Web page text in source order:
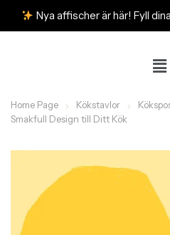
Nya affischer är här! Fyll
Home Page Kökstavlor
Smakfull Design till Ditt Kök